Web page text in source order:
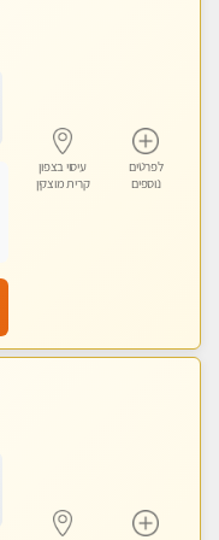
לפרטים
נוספים
עיסוי בצפון
קרית מוצקין